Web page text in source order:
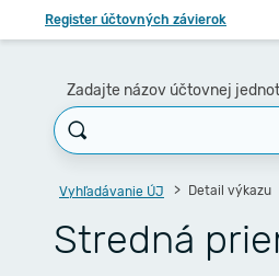
Register účtovných závierok
Zadajte názov účtovnej
Vyhľadávanie ÚJ Detail výkazu
Stredná